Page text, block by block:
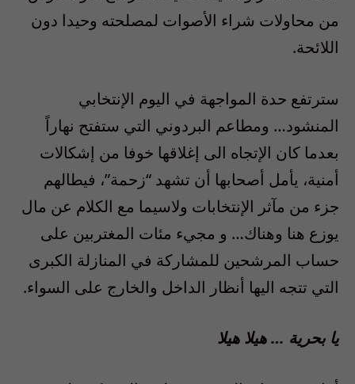
من محاولات شراء الأصوات لمصلحته وحيدا دون
اللائحة.
سترتفع حدة المواجهة في اليوم الإنتخابي
المنشود… ومطاعم البردوني التي ستفتح نهاراً
بعدما كان الإتجاه الى إغلاقها خوفا من إشكالات
أمنية، يأمل أصحابها أن تشهد “زحمة”، فيطالهم
جزء من مآثر الإنتخابات ولاسيما مع الكلام عن مال
يوزع هنا وهناك… و مجيء مئات المغتربين على
حساب المرشحين للمشاركة في المنازلة الكبرى
التي تتجه اليها أنظار الداخل والخارج على السواء.
يا بحرية … هيلا هيلا